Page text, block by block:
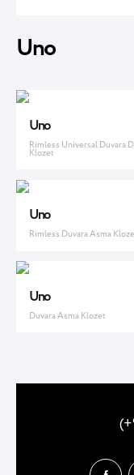
Uno
Uno
Rimless Universal Duvara
Klozet
Uno
Rimless Duvara Asma
Uno
Duvara Asma Klozet